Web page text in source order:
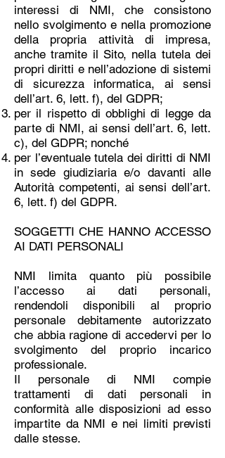
interessi di NMI, che consistono
nello svolgimento e nella promozione
della propria attività di impresa,
anche tramite il Sito, nella tutela dei
propri diritti e nell’adozione di sistemi
di sicurezza informatica, ai sensi
dell’art. 6, lett. f), del GDPR;
per il rispetto di obblighi di legge da
parte di NMI, ai sensi dell’art. 6, lett.
c), del GDPR; nonché
per l’eventuale tutela dei diritti di NMI
in sede giudiziaria e/o davanti alle
Autorità competenti, ai sensi dell’art.
6, lett. f) del GDPR.
SOGGETTI CHE HANNO ACCESSO
AI DATI PERSONALI
NMI limita quanto più possibile
l’accesso ai dati personali,
rendendoli disponibili al proprio
personale debitamente autorizzato
che abbia ragione di accedervi per lo
svolgimento del proprio incarico
professionale.
Il personale di NMI compie
trattamenti di dati personali in
conformità alle disposizioni ad esso
impartite da NMI e nei limiti previsti
dalle stesse.